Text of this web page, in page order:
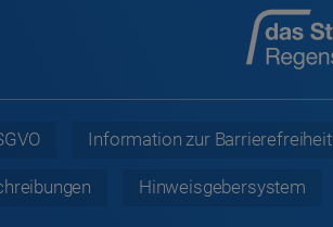
Information zur Barrierefreiheit
Hinweisgebersystem